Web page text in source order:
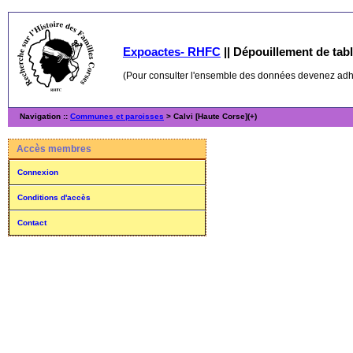
Expoactes- RHFC || Dépouillement de
(Pour consulter l'ensemble des données devenez
Navigation :: Communes et paroisses > Calvi [Haute Corse](+)
Accès membres
Connexion
Conditions d'accès
Contact